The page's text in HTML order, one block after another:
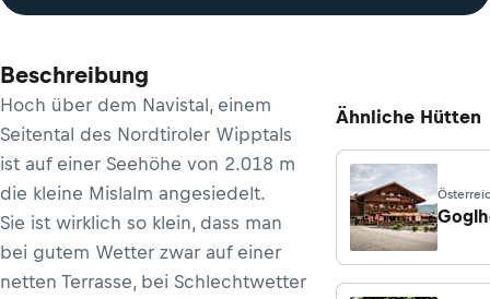
Beschreibung
Hoch über dem Navistal, einem
Seitental des Nordtiroler Wipptals
ist auf einer Seehöhe von 2.018 m
die kleine Mislalm angesiedelt.
Sie ist wirklich so klein, dass man
bei gutem Wetter zwar auf einer
netten Terrasse, bei Schlechtwetter
Ähnliche Hütten